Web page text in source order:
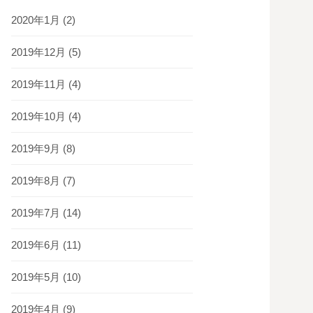
2020年1月 (2)
2019年12月 (5)
2019年11月 (4)
2019年10月 (4)
2019年9月 (8)
2019年8月 (7)
2019年7月 (14)
2019年6月 (11)
2019年5月 (10)
2019年4月 (9)